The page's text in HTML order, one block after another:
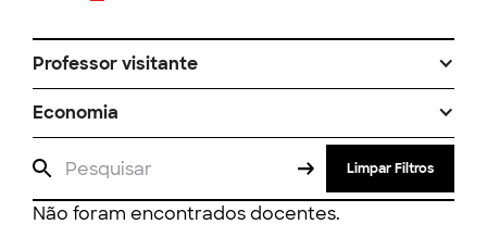
Professor visitante
Economia
Limpar Filtros
Não foram encontrados docentes.